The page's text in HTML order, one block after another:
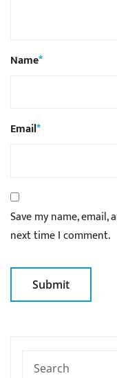
Name*
Email*
Save my name,
next time I comment.